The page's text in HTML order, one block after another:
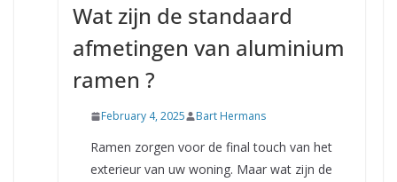
Wat zijn de standaard
afmetingen van aluminium
ramen ?
February 4, 2025 Bart Hermans
Ramen zorgen voor de final touch van het
exterieur van uw woning. Maar wat zijn de